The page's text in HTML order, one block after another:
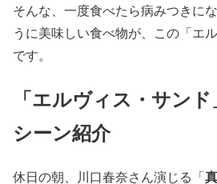
そんな、一度食べたら病みつきに
うに美味しい食べ物が、この「エ
です。
「エルヴィス・サン
シーン紹介
休日の朝、川口春奈さん演じる「